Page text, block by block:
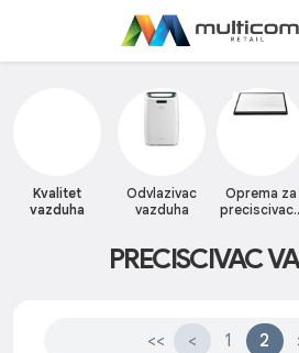
Kvalitet
vazduha
Odvlazivac
vazduha
Oprema za
preciscivace
PRECISCIVAC
<< < 1 2